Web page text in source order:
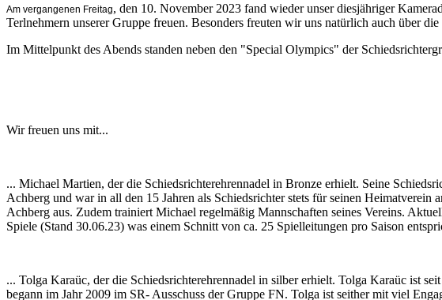
Am vergangenen Freitag, den 10. November 2023 fand wieder unser diesjähriger
Terlnehmern unserer Gruppe freuen. Besonders freuten wir uns natürlich auch über
Im Mittelpunkt des Abends standen neben den "Special Olympics" der
Wir freuen uns mit...
... Michael Martien, der die Schiedsrichterehrennadel in Bronze erhielt. Seine
Achberg und war in all den 15 Jahren als Schiedsrichter stets für seinen
Achberg aus. Zudem trainiert Michael regelmäßig Mannschaften seines Vereins.
Spiele (Stand 30.06.23) was einem Schnitt von ca. 25 Spielleitungen pro Saison
... Tolga Karaüc, der die Schiedsrichterehrennadel in silber erhielt. Tolga Karaüc ist
begann im Jahr 2009 im SR- Ausschuss der Gruppe FN. Tolga ist seither mit viel